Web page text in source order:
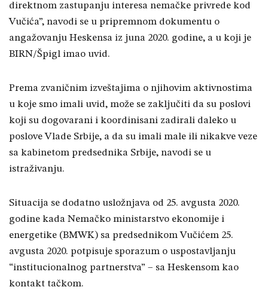
direktnom zastupanju interesa nemačke privrede kod
Vučića”, navodi se u pripremnom dokumentu o
angažovanju Heskensa iz juna 2020. godine, a u koji je
BIRN/Špigl imao uvid.
Prema zvaničnim izveštajima o njihovim aktivnostima
u koje smo imali uvid, može se zaključiti da su poslovi
koji su dogovarani i koordinisani zadirali daleko u
poslove Vlade Srbije, a da su imali male ili nikakve veze
sa kabinetom predsednika Srbije, navodi se u
istraživanju.
Situacija se dodatno usložnjava od 25. avgusta 2020.
godine kada Nemačko ministarstvo ekonomije i
energetike (BMWK) sa predsednikom Vučićem 25.
avgusta 2020. potpisuje sporazum o uspostavljanju
“institucionalnog partnerstva” – sa Heskensom kao
kontakt tačkom.